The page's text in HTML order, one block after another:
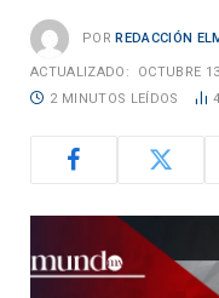
POR REDACCIÓN
ACTUALIZADO: OCTUBRE
2 MINUTOS LEÍDOS
4